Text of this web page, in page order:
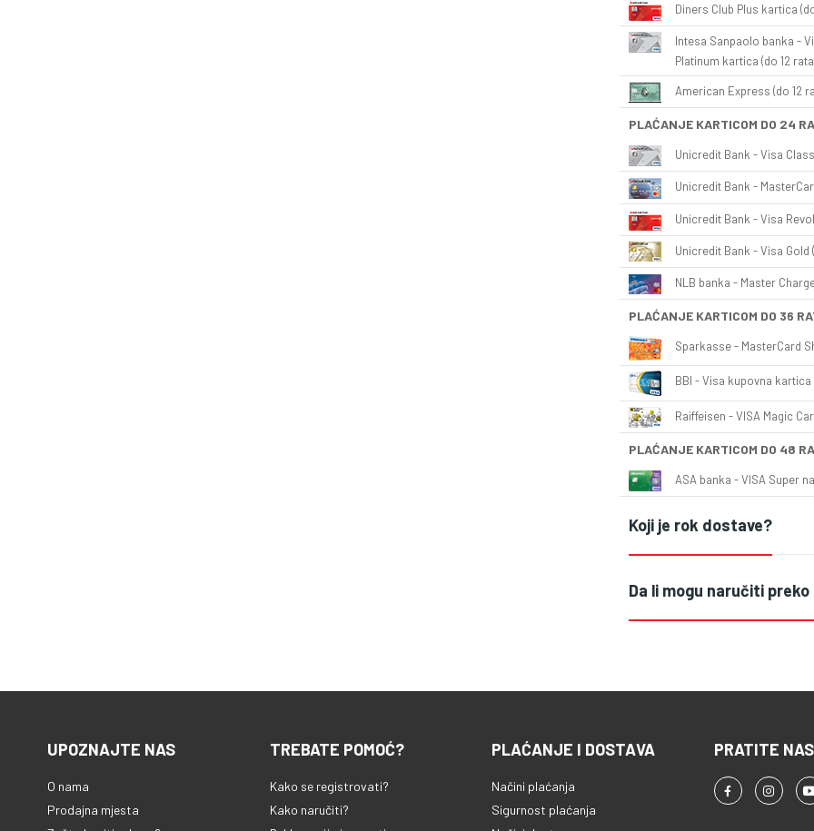
Diners Club Plus kartica
Intesa Sanpaolo banka -
Platinum kartica (do 12
American Express (do 12
PLAĆANJE KARTICOM DO 24
Unicredit Bank - Visa
Unicredit Bank -
Unicredit Bank - Visa
Unicredit Bank - Visa Gold
NLB banka - Master
PLAĆANJE KARTICOM DO 36
Sparkasse - MasterCard
BBI - Visa kupovna kartica
Raiffeisen - VISA Magic
PLAĆANJE KARTICOM DO 48
ASA banka - VISA Super
Koji je rok dostave?
Da li mogu naručiti
UPOZNAJTE NAS
O nama
Prodajna mjesta
TREBATE POMOĆ?
Kako se registrovati?
Kako naručiti?
PLAĆANJE I DOSTAVA
Načini plaćanja
Sigurnost plaćanja
PRATITE NAS